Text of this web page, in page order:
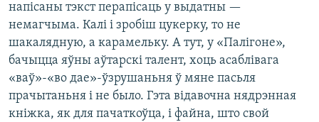
напісаны тэкст перапісаць у выдатны —
немагчыма. Калі і зробіш цукерку, то не
шакалядную, а карамельку. А тут, у «Палігоне»,
бачыцца яўны аўтарскі талент, хоць асаблівага
«ваў»-«во дае»-ўзрушаньня ў мяне пасьля
прачытаньня і не было. Гэта відавочна нядрэнная
кніжка, як для пачаткоўца, і файна, што свой